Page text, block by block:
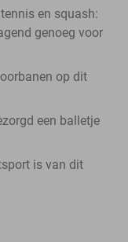
en squash:
genoeg voor
op dit
een balletje
is van dit